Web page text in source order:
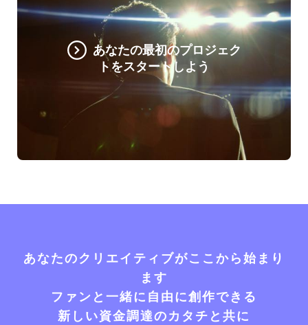
あなたの最初のプロジェク
トをスタートしよう
あなたのクリエイティブがここから始まり
ます
ファンと一緒に自由に創作できる
新しい資金調達のカタチと共に